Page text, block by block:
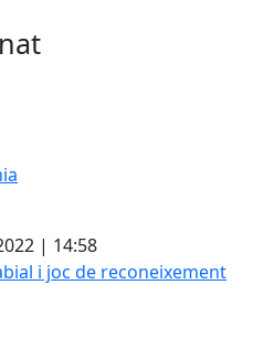
| 14:58
i joc de reconeixement